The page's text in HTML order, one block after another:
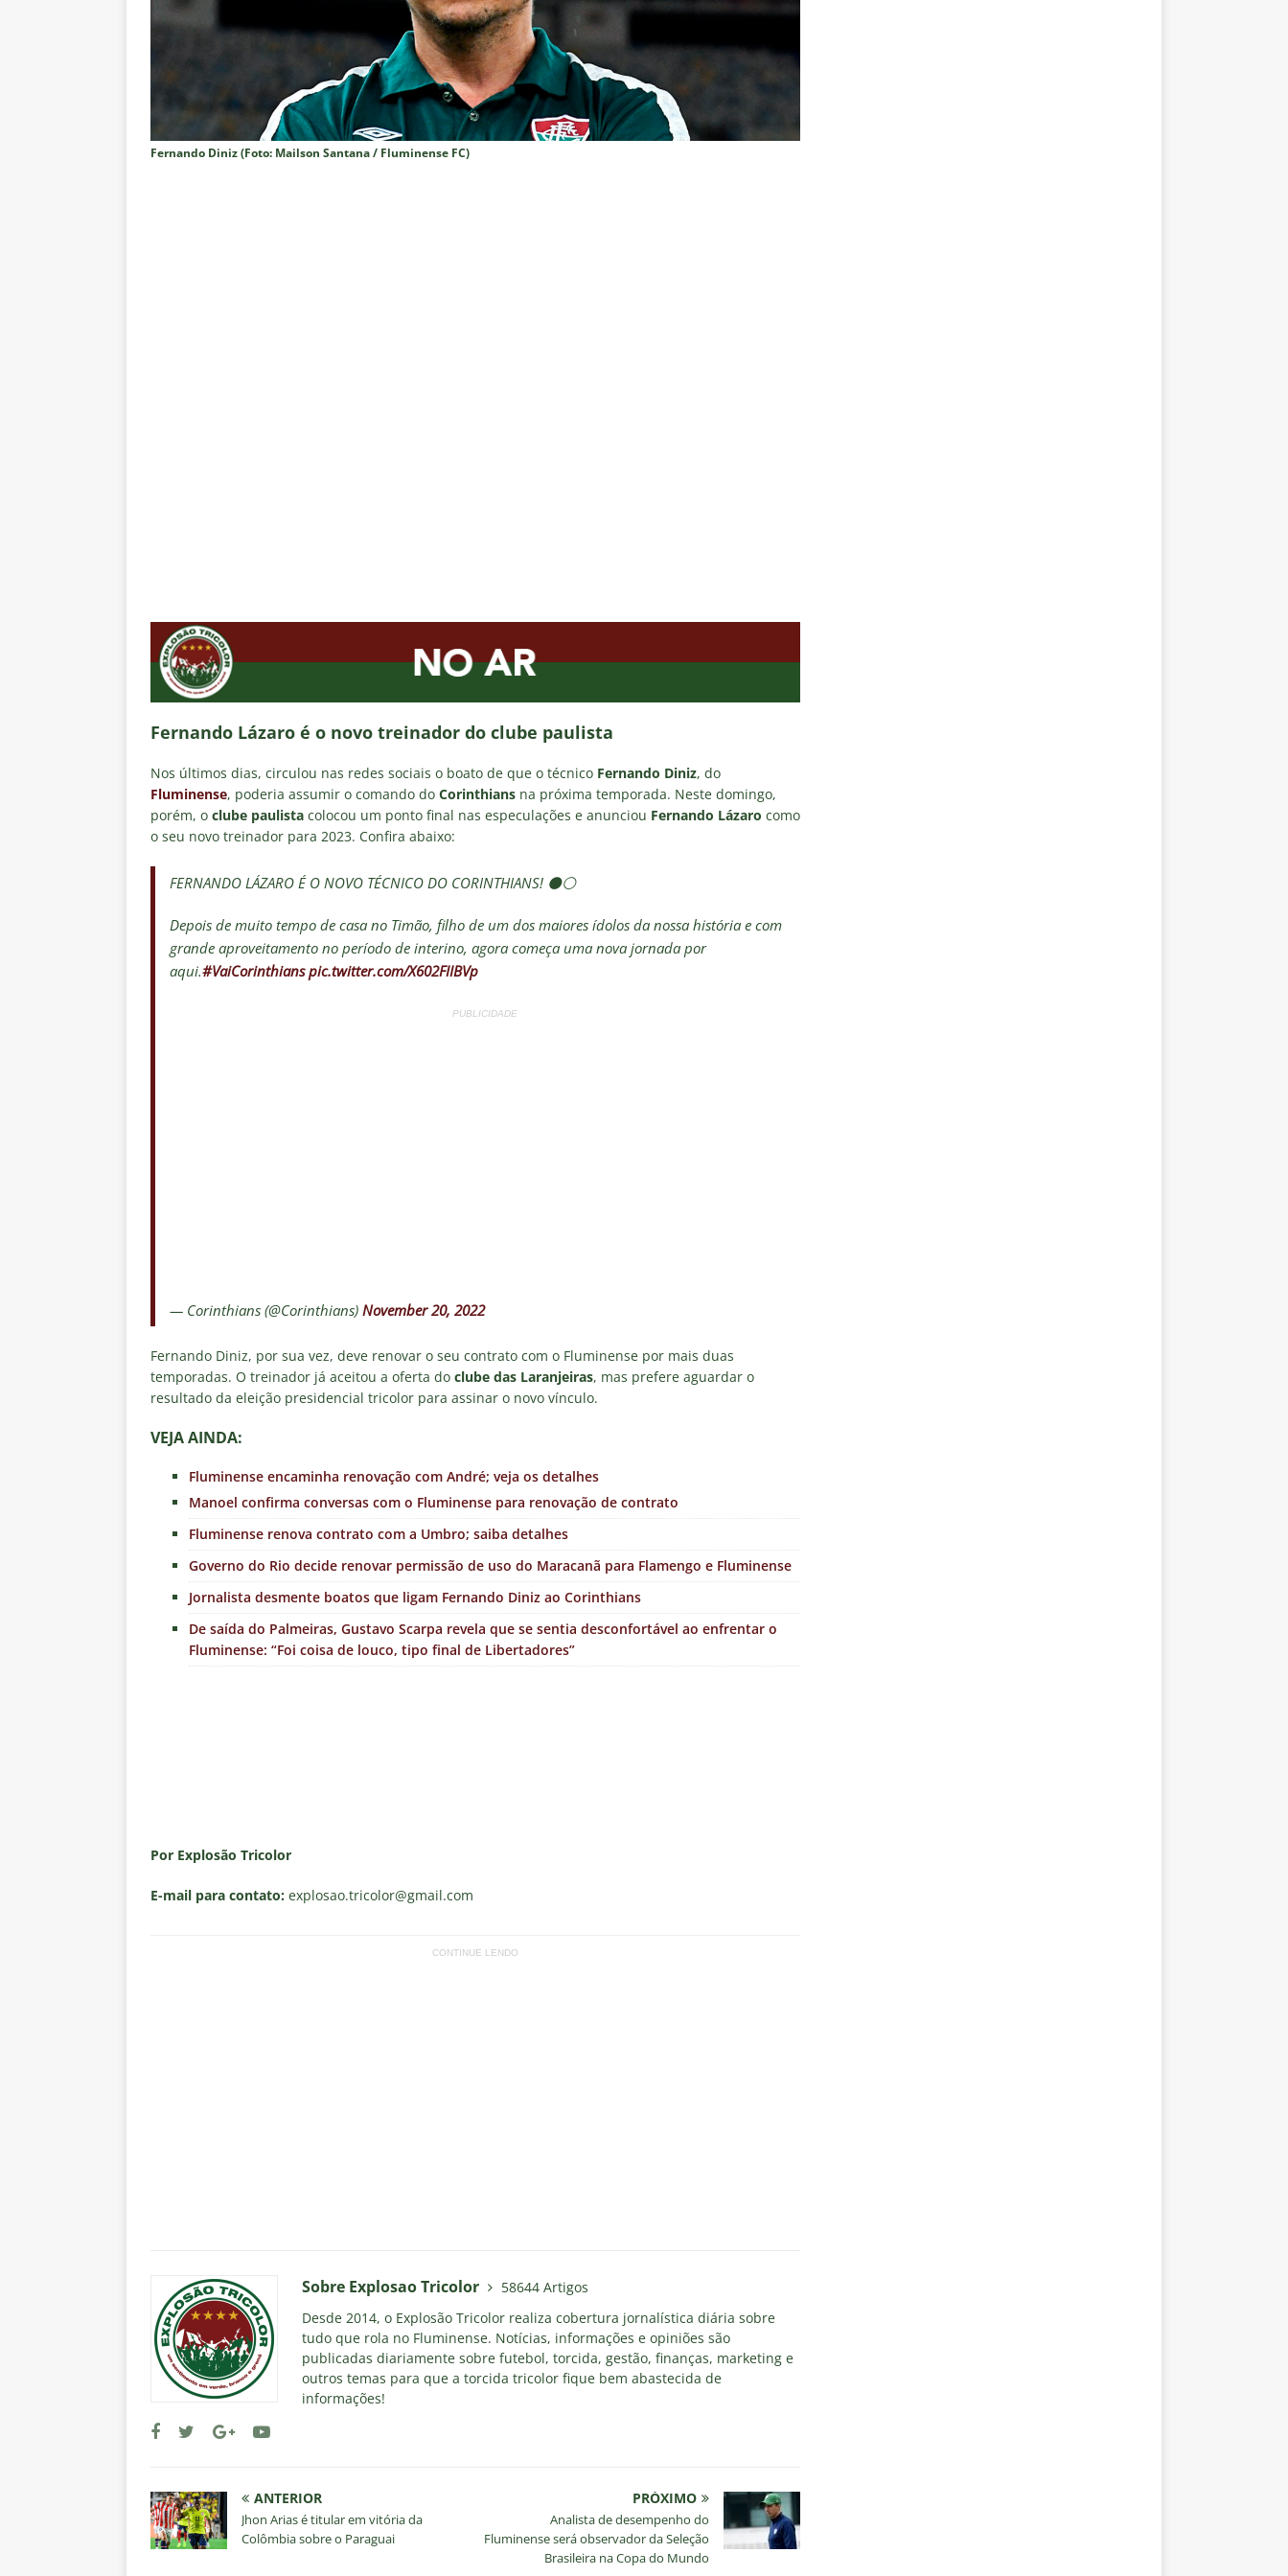
[ 7 de agosto de 2026 ] ⚠️ EDITORIAL: Fracasso do Fluminense é “projeto” para empurrar a SAF,
dispara Vinicius Toledo
COLUNAS
[ 7 de agosto de 2026 ] Fluminense faz anúncio sobre o futuro do volante Ruan Sales
NOTÍCIAS
[ 7 de agosto de 2026 ] Mercado da bola: Estafe de Luiz Henrique informa encerramento de
[ 7 de agosto de 2026 ] Gigantes da Premier League disputam Kauã Elias: joia revelada pelo
Fluminense é avaliada em R$ 218 milhões e Tricolor mantém porcentagem
NOTÍCIAS
clássico pelo Brasileirão 2026
NOTÍCIAS
Fernando Diniz (Foto: Mailson Santana / Fluminense FC)
Fernando Lázaro é o novo treinador do clube paulista
Nos últimos dias, circulou nas redes sociais o boato de que o técnico Fernando Diniz, do
Fluminense, poderia assumir o comando do Corinthians na próxima temporada. Neste domingo,
porém, o clube paulista colocou um ponto final nas especulações e anunciou Fernando Lázaro como
o seu novo treinador para 2023. Confira abaixo:
FERNANDO LÁZARO É O NOVO TÉCNICO DO CORINTHIANS! ⚫⚪
Depois de muito tempo de casa no Timão, filho de um dos maiores ídolos da nossa história e com
grande aproveitamento no período de interino, agora começa uma nova jornada por
aqui.#VaiCorinthians pic.twitter.com/X602FIIBVp
PUBLICIDADE
— Corinthians (@Corinthians) November 20, 2022
Fernando Diniz, por sua vez, deve renovar o seu contrato com o Fluminense por mais duas
temporadas. O treinador já aceitou a oferta do clube das Laranjeiras, mas prefere aguardar o
resultado da eleição presidencial tricolor para assinar o novo vínculo.
VEJA AINDA:
Fluminense encaminha renovação com André; veja os detalhes
Manoel confirma conversas com o Fluminense para renovação de contrato
Fluminense renova contrato com a Umbro; saiba detalhes
Governo do Rio decide renovar permissão de uso do Maracanã para Flamengo e Fluminense
Jornalista desmente boatos que ligam Fernando Diniz ao Corinthians
De saída do Palmeiras, Gustavo Scarpa revela que se sentia desconfortável ao enfrentar o
Fluminense: “Foi coisa de louco, tipo final de Libertadores”
Por Explosão Tricolor
E-mail para contato: explosao.tricolor@gmail.com
CONTINUE LENDO
Sobre Explosao Tricolor
58644 Artigos
Desde 2014, o Explosão Tricolor realiza cobertura jornalística diária sobre
tudo que rola no Fluminense. Notícias, informações e opiniões são
publicadas diariamente sobre futebol, torcida, gestão, finanças, marketing e
outros temas para que a torcida tricolor fique bem abastecida de
informações!
ANTERIOR
Jhon Arias é titular em vitória da
Colômbia sobre o Paraguai
PRÓXIMO
Analista de desempenho do
Fluminense será observador da Seleção
Brasileira na Copa do Mundo